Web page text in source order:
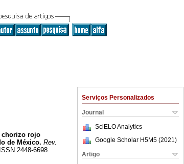
Serviços Personalizados
Journal
SciELO Analytics
Google Scholar H5M5 (2021 )
Artigo
chorizo rojo
de México. Rev.
2448-6698.